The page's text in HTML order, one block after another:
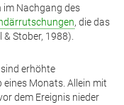
im Nachgang des
, die das
Stober, 1988).
erhöhte
Monats. Allein mit
dem Ereignis nieder